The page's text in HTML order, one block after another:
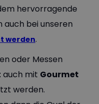
hervorragende
auch bei unseren
werden.
oder Messen
auch mit Gourmet
werden.